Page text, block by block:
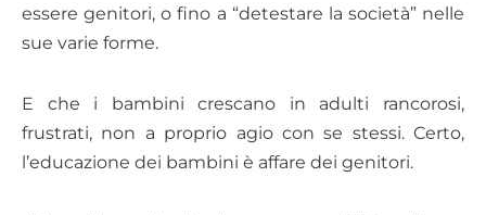
essere genitori, o fino a “detestare la società” nelle
sue varie forme.
E che i bambini crescano in adulti rancorosi,
frustrati, non a proprio agio con se stessi. Certo,
l’educazione dei bambini è affare dei genitori.